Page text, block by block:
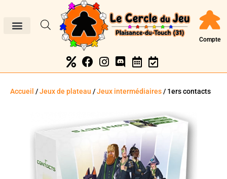
Compte
Accueil /Jeux de plateau /Jeux intermédiaires/ 1ers contacts